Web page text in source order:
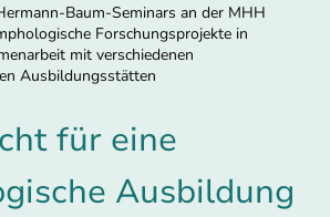
Baum-Seminars an der MHH
Forschungsprojekte in
mit verschiedenen
Ausbildungsstätten
für eine
Ausbildung